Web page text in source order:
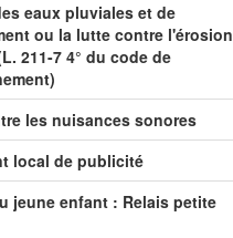
eaux pluviales et de
ou la lutte contre l'érosion
211-7 4° du code de
les nuisances sonores
local de publicité
jeune enfant : Relais petite